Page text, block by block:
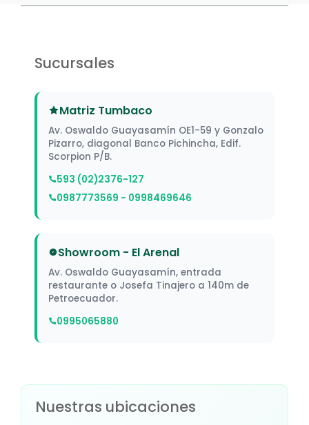
Sucursales
Matriz Tumbaco
Av. Oswaldo Guayasamín OE1-59 y Gonzalo
Pizarro, diagonal Banco Pichincha, Edif.
Scorpion P/B.
593 (02)2376-127
0987773569 - 0998469646
Showroom - El Arenal
Av. Oswaldo Guayasamín, entrada
restaurante o Josefa Tinajero a 140m de
Petroecuador.
0995065880
Nuestras ubicaciones